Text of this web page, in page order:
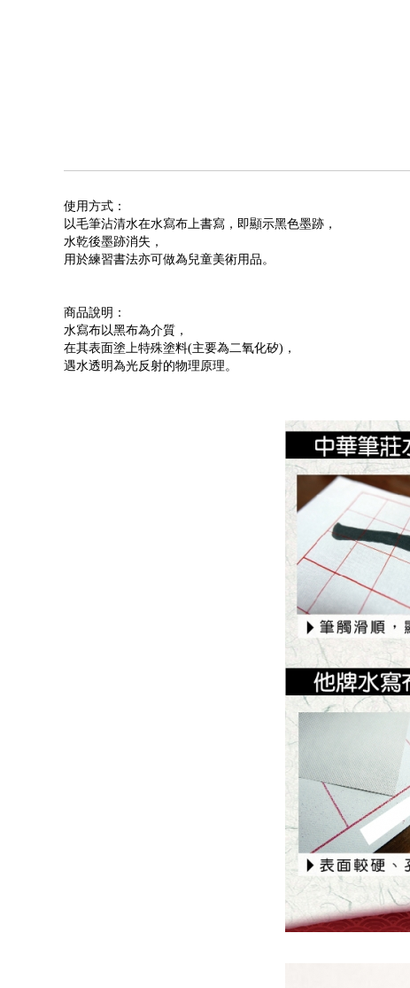
使用方式：
以毛筆沾清水在水寫布上書寫，即顯示黑色墨跡，
水乾後墨跡消失，
用於練習書法亦可做為兒童美術用品。
商品說明：
水寫布以黑布為介質，
在其表面塗上特殊塗料(主要為二氧化矽)，
遇水透明為光反射的物理原理。